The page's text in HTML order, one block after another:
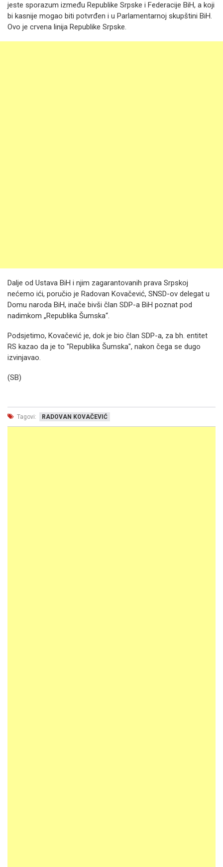
jeste sporazum između Republike Srpske i Federacije BiH, a koji
bi kasnije mogao biti potvrđen i u Parlamentarnoj skupštini BiH.
Ovo je crvena linija Republike Srpske.
Dalje od Ustava BiH i njim zagarantovanih prava Srpskoj
nećemo ići, poručio je Radovan Kovačević, SNSD-ov delegat u
Domu naroda BiH, inače bivši član SDP-a BiH poznat pod
nadimkom „Republika Šumska“.
Podsjetimo, Kovačević je, dok je bio član SDP-a, za bh. entitet
RS kazao da je to "Republika Šumska", nakon čega se dugo
izvinjavao.
(SB)
Tagovi: RADOVAN KOVAČEVIĆ